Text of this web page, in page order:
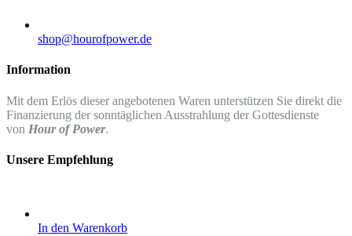
shop@hourofpower.de
Information
Mit dem Erlös dieser angebotenen Waren unterstützen Sie direkt die
Finanzierung der sonntäglichen Ausstrahlung der Gottesdienste
von Hour of Power.
Unsere Empfehlung
In den Warenkorb